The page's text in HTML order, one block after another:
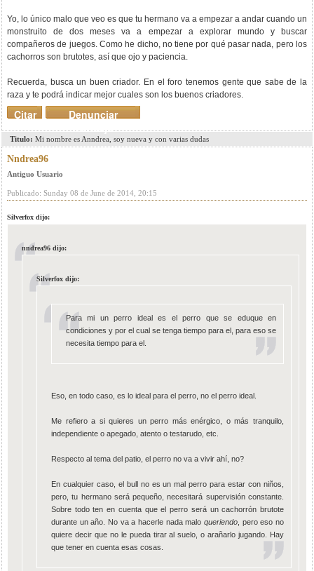
Yo, lo único malo que veo es que tu hermano va a empezar a andar cuando un
monstruito de dos meses va a empezar a explorar mundo y buscar
compañeros de juegos. Como he dicho, no tiene por qué pasar nada, pero los
cachorros son brutotes, así que ojo y paciencia.
Recuerda, busca un buen criador. En el foro tenemos gente que sabe de la
raza y te podrá indicar mejor cuales son los buenos criadores.
Denunciar
mensaje
Citar
Titulo: Mi nombre es Anndrea, soy nueva y con varias dudas
Nndrea96
Antiguo Usuario
Publicado: Sunday 08 de June de 2014, 20:15
Silverfox dijo:
nndrea96 dijo:
Silverfox dijo:
Para mi un perro ideal es el perro que se eduque en
condiciones y por el cual se tenga tiempo para el, para eso se
necesita tiempo para el.
Eso, en todo caso, es lo ideal para el perro, no el perro ideal.
Me refiero a si quieres un perro más enérgico, o más tranquilo,
independiente o apegado, atento o testarudo, etc.
Respecto al tema del patio, el perro no va a vivir ahí, no?
En cualquier caso, el bull no es un mal perro para estar con niños,
pero, tu hermano será pequeño, necesitará supervisión constante.
Sobre todo ten en cuenta que el perro será un cachorrón brutote
durante un año. No va a hacerle nada malo queriendo , pero eso no
quiere decir que no le pueda tirar al suelo, o arañarlo jugando. Hay
que tener en cuenta esas cosas.